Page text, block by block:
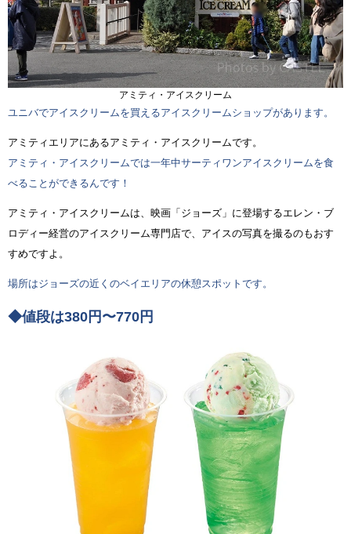
アミティ・アイスクリーム
ユニバでアイスクリームを買えるアイスクリームショップがあります。
アミティエリアにあるアミティ・アイスクリームです。
アミティ・アイスクリームでは一年中サーティワンアイスクリームを食
べることができるんです！
アミティ・アイスクリームは、映画「ジョーズ」に登場するエレン・ブ
ロディー経営のアイスクリーム専門店で、アイスの写真を撮るのもおす
すめですよ。
場所はジョーズの近くのベイエリアの休憩スポットです。
◆値段は380円〜770円